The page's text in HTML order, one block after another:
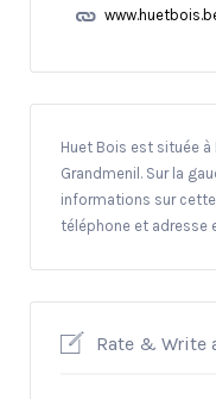
Huet Bois est située à
Grandmenil. Sur la
informations sur
téléphone et adresse
Rate & Write